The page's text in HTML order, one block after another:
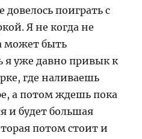
довелось поиграть с
Я не когда не
может быть
я уже давно привык к
где наливаешь
а потом ждешь пока
и будет большая
потом стоит и